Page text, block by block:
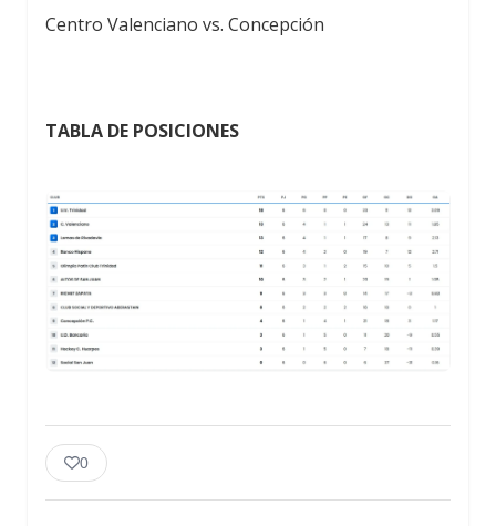
Centro Valenciano vs. Concepción
TABLA DE POSICIONES
0